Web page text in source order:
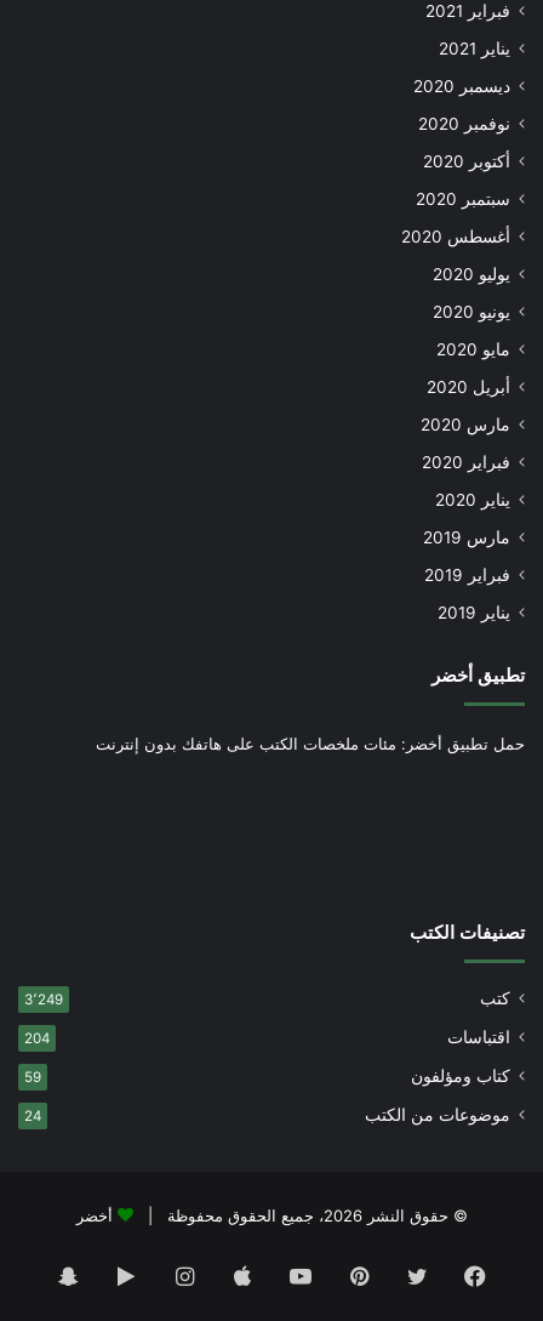
فبراير 2021
يناير 2021
ديسمبر 2020
نوفمبر 2020
أكتوبر 2020
سبتمبر 2020
أغسطس 2020
يوليو 2020
يونيو 2020
مايو 2020
أبريل 2020
مارس 2020
فبراير 2020
يناير 2020
مارس 2019
فبراير 2019
يناير 2019
تطبيق أخضر
حمل تطبيق أخضر: مئات ملخصات الكتب على هاتفك بدون إنترنت
تصنيفات الكتب
كتب 3٬249
اقتباسات 204
كتاب ومؤلفون 59
موضوعات من الكتب 24
© حقوق النشر 2026، جميع الحقوق محفوظة | أخضر
فيسبوك تويتر بينتيريستيوتيوب انستقرام‏Googleسناب